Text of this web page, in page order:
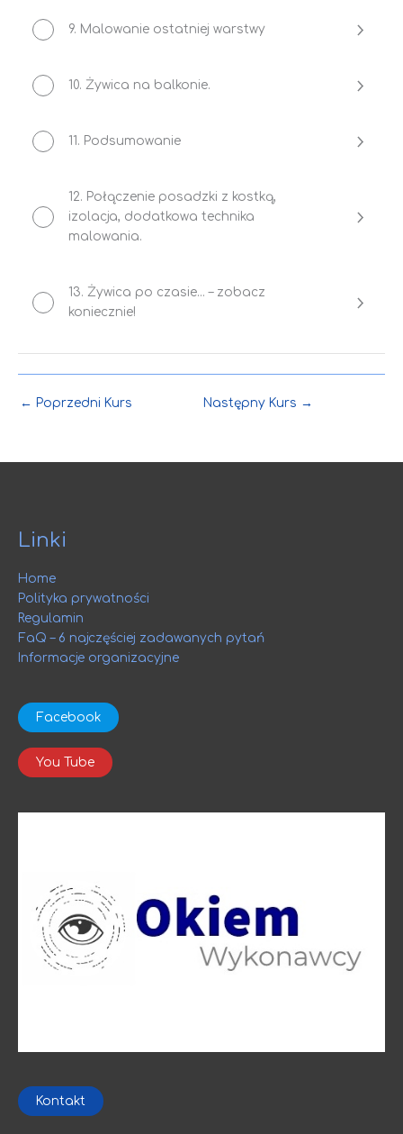
9. Malowanie ostatniej warstwy
10. Żywica na balkonie.
11. Podsumowanie
12. Połączenie posadzki z kostką,
izolacja, dodatkowa technika
malowania.
13. Żywica po czasie… – zobacz
koniecznie!
← Poprzedni Kurs Następny Kurs →
Linki
Home
Polityka prywatności
Regulamin
FaQ – 6 najczęściej zadawanych pytań
Informacje organizacyjne
Facebook
You Tube
Kontakt